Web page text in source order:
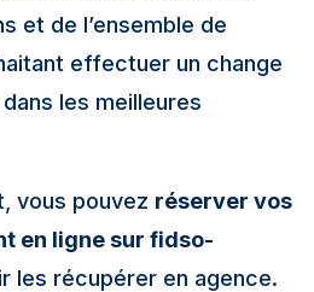
et de l’ensemble de
effectuer un change
les meilleures
vous pouvez réserver vos
en ligne sur fidso-
les récupérer en agence.